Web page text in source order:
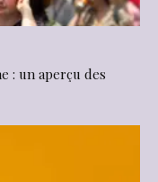
: un aperçu des